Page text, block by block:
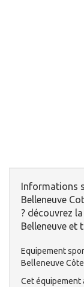
Informations
Belleneuve
? découvrez
Belleneuve et
Equipement
Belleneuve
Cet équipement